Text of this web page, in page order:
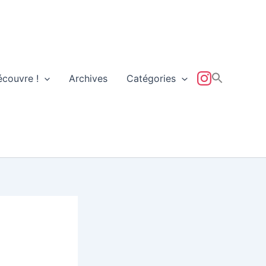
! Archives Catégories